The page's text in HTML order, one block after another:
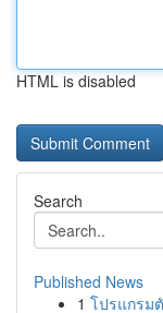
HTML is disabled
Search
Published News
1 โปรแกรม